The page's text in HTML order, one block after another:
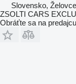
Slovensko, Želovce
ZSOLTI CARS
Obráťte sa na predajcu